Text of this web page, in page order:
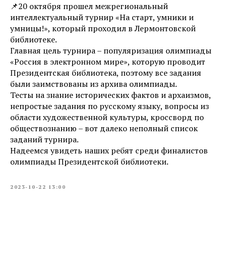
📌20 октября прошел межрегиональный
интеллектуальный турнир «На старт, умники и
умницы!», который проходил в Лермонтовской
библиотеке.
Главная цель турнира – популяризация олимпиады
«Россия в электронном мире», которую проводит
Президентская библиотека, поэтому все задания
были заимствованы из архива олимпиады.
Тесты на знание исторических фактов и архаизмов,
непростые задания по русскому языку, вопросы из
области художественной культуры, кроссворд по
обществознанию – вот далеко неполный список
заданий турнира.
Надеемся увидеть наших ребят среди финалистов
олимпиады Президентской библиотеки.
2023-10-22 13:00